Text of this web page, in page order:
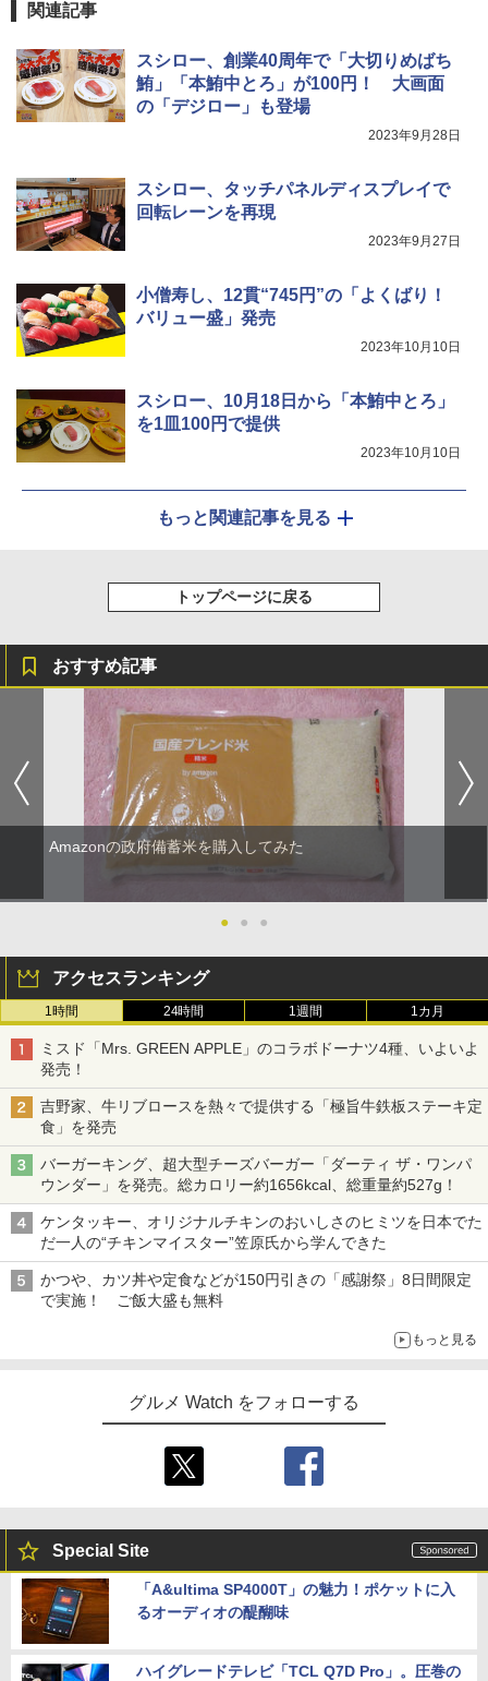
関連記事
スシロー、創業40周年で「大切りめばち
鮪」「本鮪中とろ」が100円！ 大画面
の「デジロー」も登場
2023年9月28日
スシロー、タッチパネルディスプレイで
回転レーンを再現
2023年9月27日
小僧寿し、12貫“745円”の「よくばり！
バリュー盛」発売
2023年10月10日
スシロー、10月18日から「本鮪中とろ」
を1皿100円で提供
2023年10月10日
もっと関連記事を見る
トップページに戻る
おすすめ記事
Amazonの政府備蓄米を購入してみた
● ● ●
アクセスランキング
1時間 24時間 1週間 1カ月
ミスド「Mrs. GREEN APPLE」のコラボドーナツ4種、いよいよ
発売！
吉野家、牛リブロースを熱々で提供する「極旨牛鉄板ステーキ定
食」を発売
バーガーキング、超大型チーズバーガー「ダーティ ザ・ワンパ
ウンダー」を発売。総カロリー約1656kcal、総重量約527g！
ケンタッキー、オリジナルチキンのおいしさのヒミツを日本でた
だ一人の“チキンマイスター”笠原氏から学んできた
かつや、カツ丼や定食などが150円引きの「感謝祭」8日間限定
で実施！ ご飯大盛も無料
もっと見る
グルメ Watch をフォローする
Special Site
「A&ultima SP4000T」の魅力！ポケットに入
るオーディオの醍醐味
ハイグレードテレビ「TCL Q7D Pro」。圧巻の